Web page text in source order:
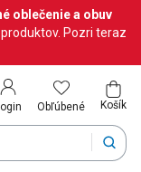
oblečenie a obuv
produktov. Pozri teraz
Obľúbené Košík